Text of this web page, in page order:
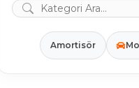
Amortisör